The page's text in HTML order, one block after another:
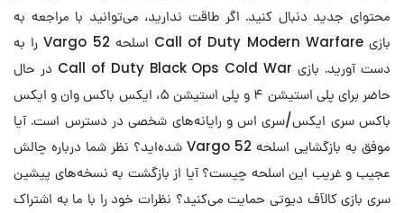
محتوای جدید دنبال کنید. اگر طاقت ندارید، می‌توانید با مراجعه به
بازی Call of Duty Modern Warfare اسلحه Vargo 52 را به
دست آورید. بازی Call of Duty Black Ops Cold War در حال
حاضر برای پلی استیشن ۴ و پلی استیشن ۵، ایکس باکس وان و ایکس
باکس سری ایکس/سری اس و رایانه‌های شخصی در دسترس است. آیا
موفق به بازگشایی اسلحه Vargo 52 شده‌اید؟ نظر شما درباره چالش
عجیب و غریب این اسلحه چیست؟ آیا از بازگشت به نسخه‌های پیشین
سری بازی کالآف دیوتی حمایت می‌کنید؟ نظرات خود را با ما به اشتراک